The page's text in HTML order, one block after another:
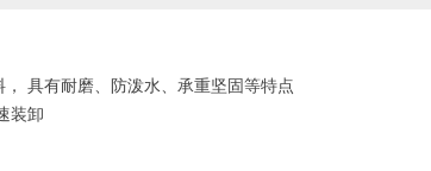
具有耐磨、防泼水、承重坚固等特点
装卸